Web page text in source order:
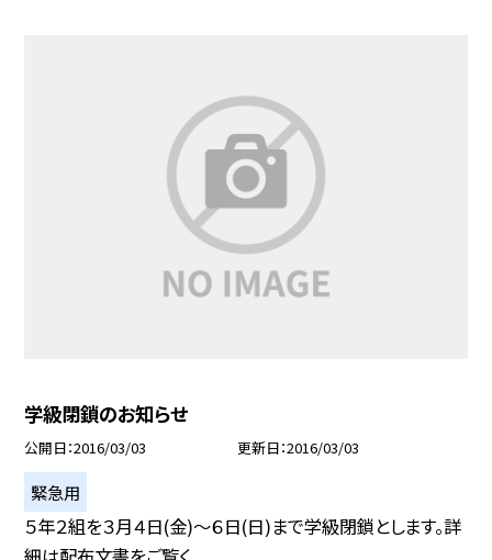
学級閉鎖のお知らせ
公開日 2016/03/03 更新日 2016/03/03
緊急用
５年２組を３月４日(金)〜６日(日)まで学級閉鎖とします。詳